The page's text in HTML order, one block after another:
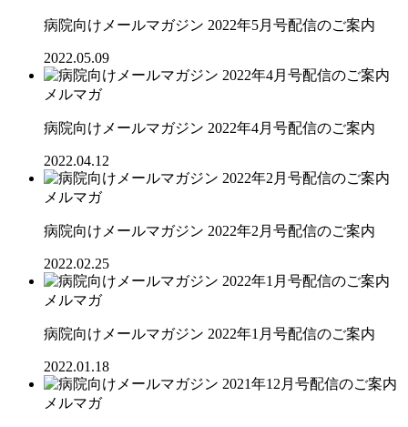
病院向けメールマガジン 2022年5月号配信のご案内
2022.05.09
メルマガ
病院向けメールマガジン 2022年4月号配信のご案内
2022.04.12
メルマガ
病院向けメールマガジン 2022年2月号配信のご案内
2022.02.25
メルマガ
病院向けメールマガジン 2022年1月号配信のご案内
2022.01.18
メルマガ